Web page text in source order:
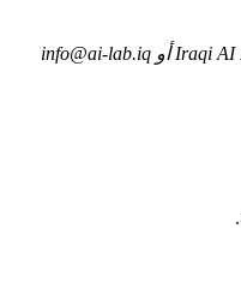
info@ai-lab.iq